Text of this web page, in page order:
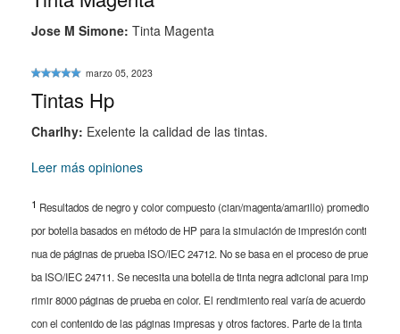
Jose M Simone: Tinta Magenta
Tintas Hp
Charlhy: Exelente la calidad de las tintas.
Leer más opiniones
1 Resultados de negro y color compuesto (cian/magenta/amarillo) promedio
por botella basados en método de HP para la simulación de impresión conti
nua de páginas de prueba ISO/IEC 24712. No se basa en el proceso de prue
ba ISO/IEC 24711. Se necesita una botella de tinta negra adicional para imp
rimir 8000 páginas de prueba en color. El rendimiento real varía de acuerdo
con el contenido de las páginas impresas y otros factores. Parte de la tinta